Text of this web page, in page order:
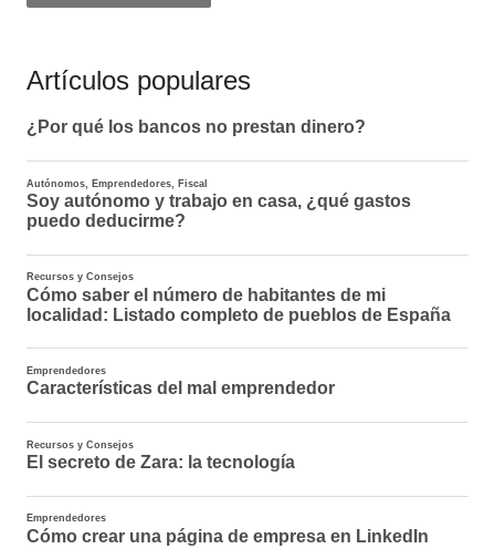
Artículos populares